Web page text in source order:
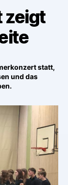
zeigt
statt,
und das